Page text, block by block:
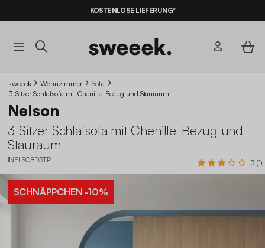
AUF DER SCHNÄPPCHEN* MIT DEM CODE
KOSTENLOSE LIEFERUNG*
sweeek Wohnzimmer
Sofa
3-Sitzer Schlafsofa mit Chenille-Bezug und Stauraum
Nelson
3-Sitzer Schlafsofa mit Chenille-Bezug und
Stauraum
INELSOBD3TP 3 (1)
SCHNÄPPCHEN -10%